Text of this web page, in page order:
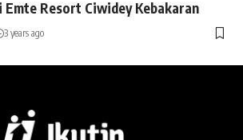
Emte Resort Ciwidey Kebakaran
3 years ago